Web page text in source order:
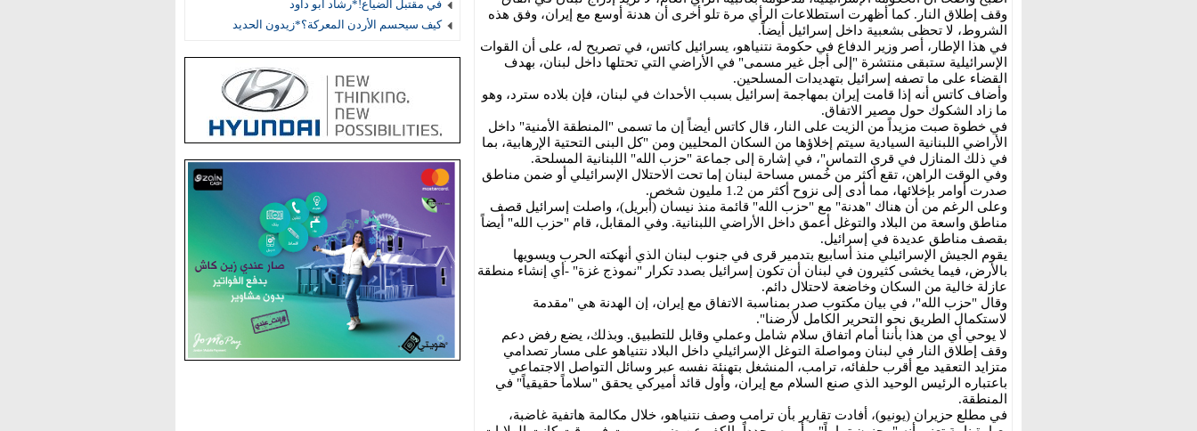
في مقتبل الضياع!*رشاد ابو داود
كيف سيحسم الأردن المعركة؟*زيدون الحديد
وقف إطلاق النار. كما أظهرت استطلاعات الرأي مرة تلو أخرى أن هدنة أوسع مع إيران، وفق هذه
الشروط، لا تحظى بشعبية داخل إسرائيل أيضاً.
في هذا الإطار، أصر وزير الدفاع في حكومة نتنياهو، يسرائيل كاتس، في تصريح له، على أن القوات
الإسرائيلية ستبقى منتشرة "إلى أجل غير مسمى" في الأراضي التي تحتلها داخل لبنان، بهدف
القضاء على ما تصفه إسرائيل بتهديدات المسلحين.
وأضاف كاتس أنه إذا قامت إيران بمهاجمة إسرائيل بسبب الأحداث في لبنان، فإن بلاده سترد، وهو
ما زاد الشكوك حول مصير الاتفاق.
في خطوة صبت مزيداً من الزيت على النار، قال كاتس أيضاً إن ما تسمى "المنطقة الأمنية" داخل
الأراضي اللبنانية السيادية سيتم إخلاؤها من السكان المحليين ومن "كل البنى التحتية الإرهابية، بما
في ذلك المنازل في قرى التماس"، في إشارة إلى جماعة "حزب الله" اللبنانية المسلحة.
وفي الوقت الراهن، تقع أكثر من خُمس مساحة لبنان إما تحت الاحتلال الإسرائيلي أو ضمن مناطق
صدرت أوامر بإخلائها، مما أدى إلى نزوح أكثر من 1.2 مليون شخص.
وعلى الرغم من أن هناك "هدنة" مع "حزب الله" قائمة منذ نيسان (أبريل)، واصلت إسرائيل قصف
مناطق واسعة من البلاد والتوغل أعمق داخل الأراضي اللبنانية. وفي المقابل، قام "حزب الله" أيضاً
بقصف مناطق عديدة في إسرائيل.
يقوم الجيش الإسرائيلي منذ أسابيع بتدمير قرى في جنوب لبنان الذي أنهكته الحرب ويسويها
بالأرض، فيما يخشى كثيرون في لبنان أن تكون إسرائيل بصدد تكرار "نموذج غزة" -أي إنشاء منطقة
عازلة خالية من السكان وخاضعة لاحتلال دائم.
وقال "حزب الله"، في بيان مكتوب صدر بمناسبة الاتفاق مع إيران، إن الهدنة هي "مقدمة
لاستكمال الطريق نحو التحرير الكامل لأرضنا".
لا يوحي أي من هذا بأننا أمام اتفاق سلام شامل وعملي وقابل للتطبيق. وبذلك، يضع رفض دعم
وقف إطلاق النار في لبنان ومواصلة التوغل الإسرائيلي داخل البلاد نتنياهو على مسار تصدامي
متزايد التعقيد مع أقرب حلفائه، ترامب، المنشغل بتهنئة نفسه عبر وسائل التواصل الاجتماعي
باعتباره الرئيس الوحيد الذي صنع السلام مع إيران، وأول قائد أميركي يحقق "سلاماً حقيقياً" في
المنطقة.
في مطلع حزيران (يونيو)، أفادت تقارير بأن ترامب وصف نتنياهو، خلال مكالمة هاتفية غاضبة،